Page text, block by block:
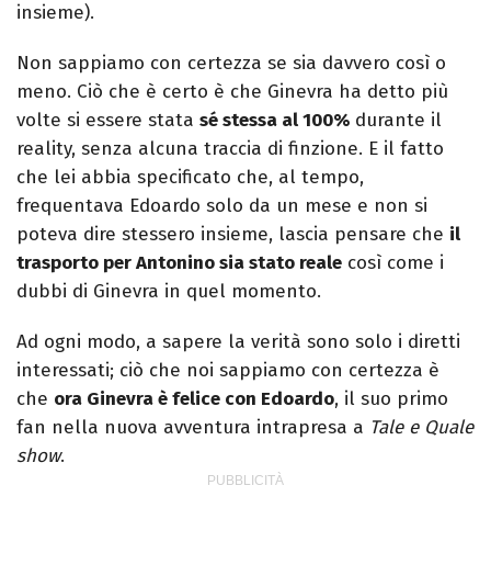
insieme).
Non sappiamo con certezza se sia davvero così o
meno. Ciò che è certo è che Ginevra ha detto più
volte si essere stata sé stessa al 100% durante il
reality, senza alcuna traccia di finzione. E il fatto
che lei abbia specificato che, al tempo,
frequentava Edoardo solo da un mese e non si
poteva dire stessero insieme, lascia pensare che il
trasporto per Antonino sia stato reale così come i
dubbi di Ginevra in quel momento.
Ad ogni modo, a sapere la verità sono solo i diretti
interessati; ciò che noi sappiamo con certezza è
che ora Ginevra è felice con Edoardo, il suo primo
fan nella nuova avventura intrapresa a Tale e Quale
show.